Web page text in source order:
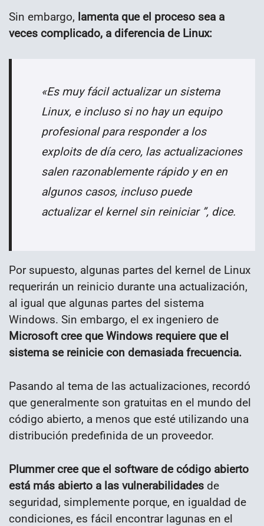
Sin embargo, lamenta que el proceso sea a
veces complicado, a diferencia de Linux:
«Es muy fácil actualizar un sistema
Linux, e incluso si no hay un equipo
profesional para responder a los
exploits de día cero, las actualizaciones
salen razonablemente rápido y en en
algunos casos, incluso puede
actualizar el kernel sin reiniciar ”, dice.
Por supuesto, algunas partes del kernel de Linux
requerirán un reinicio durante una actualización,
al igual que algunas partes del sistema
Windows. Sin embargo, el ex ingeniero de
Microsoft cree que Windows requiere que el
sistema se reinicie con demasiada frecuencia.
Pasando al tema de las actualizaciones, recordó
que generalmente son gratuitas en el mundo del
código abierto, a menos que esté utilizando una
distribución predefinida de un proveedor.
Plummer cree que el software de código abierto
está más abierto a las vulnerabilidades de
seguridad, simplemente porque, en igualdad de
condiciones, es fácil encontrar lagunas en el